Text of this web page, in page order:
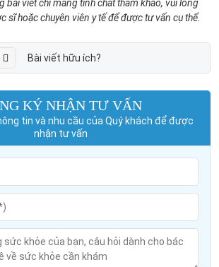
bài viết chỉ mang tính chất tham khảo, vui lòng
sĩ hoặc chuyên viên y tế để được tư vấn cụ thể.
Bài viết hữu ích?
KÝ NHẬN TƯ VẤN
tin và nhu cầu của Quý khách để được
nhận tư vấn